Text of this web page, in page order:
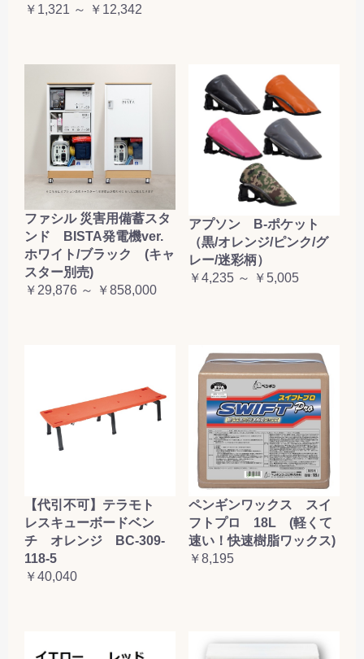
￥1,321 ～ ￥12,342
ファシル 災害用備蓄スタ
ンド BISTA発電機ver.
ホワイト/ブラック (キャ
スター別売)
￥29,876 ～ ￥858,000
アプソン B-ポケット
（黒/オレンジ/ピンク/グ
レー/迷彩柄）
￥4,235 ～ ￥5,005
【代引不可】テラモト
レスキューボードベン
チ オレンジ BC-309-
118-5
￥40,040
ペンギンワックス スイ
フトプロ 18L (軽くて
速い！快速樹脂ワックス)
￥8,195